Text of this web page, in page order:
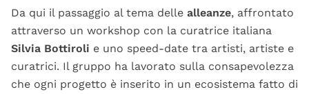
Da qui il passaggio al tema delle alleanze, affrontato
attraverso un workshop con la curatrice italiana
Silvia Bottiroli e uno speed-date tra artisti, artiste e
curatrici. Il gruppo ha lavorato sulla consapevolezza
che ogni progetto è inserito in un ecosistema fatto di